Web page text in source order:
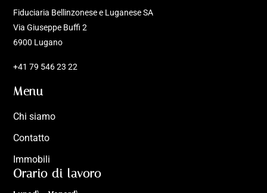
Fiduciaria Bellinzonese e Luganese SA
Via Giuseppe Buffi 2
6900 Lugano
+41 79 546 23 22
Menu
Chi siamo
Contatto
Immobili
Orario di lavoro